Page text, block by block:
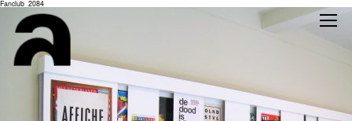
Fanclub_2084